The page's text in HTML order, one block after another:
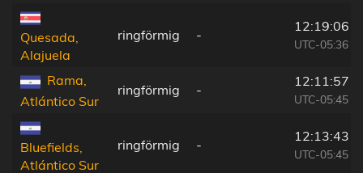
Quesada,
Alajuela
ringförmig -
12:19:06
UTC-05:36
Rama,
Atlántico Sur
ringförmig -
12:11:57
UTC-05:45
Bluefields,
Atlántico Sur
ringförmig -
12:13:43
UTC-05:45